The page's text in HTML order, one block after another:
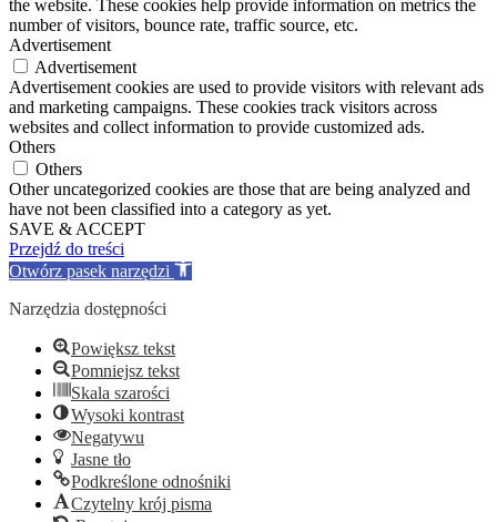
the website. These cookies help provide information on metrics the
number of visitors, bounce rate, traffic source, etc.
Advertisement
Advertisement
Advertisement cookies are used to provide visitors with relevant ads
and marketing campaigns. These cookies track visitors across
websites and collect information to provide customized ads.
Others
Others
Other uncategorized cookies are those that are being analyzed and
have not been classified into a category as yet.
SAVE & ACCEPT
Przejdź do treści
Otwórz pasek narzędzi
Narzędzia dostępności
Powiększ tekst
Pomniejsz tekst
Skala szarości
Wysoki kontrast
Negatywu
Jasne tło
Podkreślone odnośniki
Czytelny krój pisma